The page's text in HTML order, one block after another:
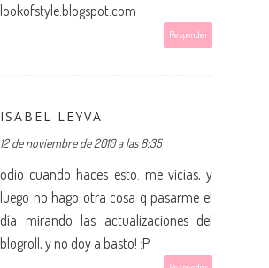
lookofstyle.blogspot.com
Responder
ISABEL LEYVA
12 de noviembre de 2010 a las 8:35
odio cuando haces esto. me vicias, y
luego no hago otra cosa q pasarme el
día mirando las actualizaciones del
blogroll, y no doy a basto! :P